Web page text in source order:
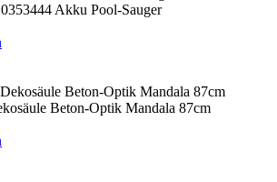
Akku Pool-Sauger
Beton-Optik Mandala 87cm